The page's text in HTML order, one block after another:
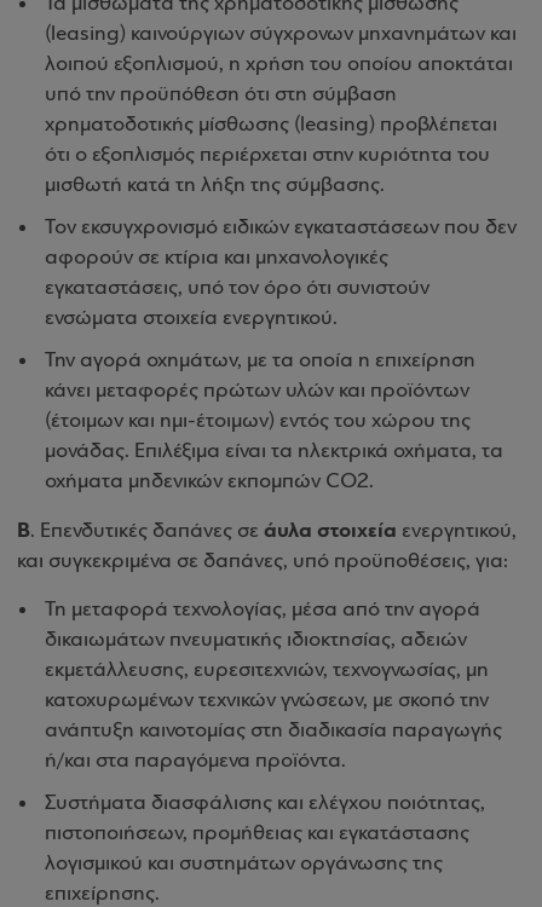
(leasing) καινούργιων σύγχρονων μηχανημάτων και
λοιπού εξοπλισμού, η χρήση του οποίου αποκτάται
υπό την προϋπόθεση ότι στη σύμβαση
χρηματοδοτικής μίσθωσης (leasing) προβλέπεται
ότι ο εξοπλισμός περιέρχεται στην κυριότητα του
μισθωτή κατά τη λήξη της σύμβασης.
Τον εκσυγχρονισμό ειδικών εγκαταστάσεων που δεν
αφορούν σε κτίρια και μηχανολογικές
εγκαταστάσεις, υπό τον όρο ότι συνιστούν
ενσώματα στοιχεία ενεργητικού.
Την αγορά οχημάτων, με τα οποία η επιχείρηση
κάνει μεταφορές πρώτων υλών και προϊόντων
(έτοιμων και ημι-έτοιμων) εντός του χώρου της
μονάδας. Επιλέξιμα είναι τα ηλεκτρικά οχήματα, τα
οχήματα μηδενικών εκπομπών CO2.
Β. Επενδυτικές δαπάνες σε άυλα στοιχεία ενεργητικού,
και συγκεκριμένα σε δαπάνες, υπό προϋποθέσεις, για:
Τη μεταφορά τεχνολογίας, μέσα από την αγορά
δικαιωμάτων πνευματικής ιδιοκτησίας, αδειών
εκμετάλλευσης, ευρεσιτεχνιών, τεχνογνωσίας, μη
κατοχυρωμένων τεχνικών γνώσεων, με σκοπό την
ανάπτυξη καινοτομίας στη διαδικασία παραγωγής
ή/και στα παραγόμενα προϊόντα.
Συστήματα διασφάλισης και ελέγχου ποιότητας,
πιστοποιήσεων, προμήθειας και εγκατάστασης
λογισμικού και συστημάτων οργάνωσης της
επιχείρησης.